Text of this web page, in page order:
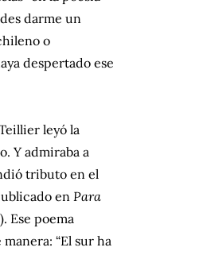
darme un
o
despertado ese
leyó la
Y admiraba a
tributo en el
en Para
Ese poema
“El sur ha